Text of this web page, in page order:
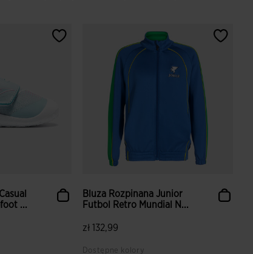
...
Bluza Rozpinana Junior
Futbol Retro Mundial N...
zł 132,99
Dostępne kolory